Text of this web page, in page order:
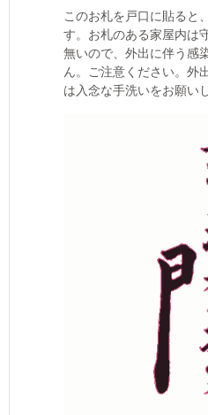
このお札を戸口に貼ると
す。お札のある家屋内は
無いので、外出に伴う感
ん。ご注意ください。外
は入念な手洗いをお願い